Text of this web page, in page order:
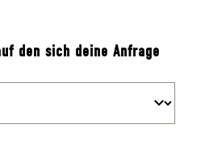
den sich deine Anfrage